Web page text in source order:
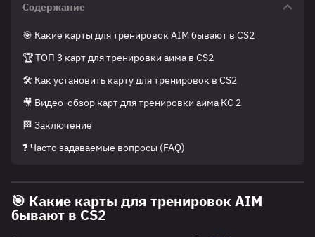
Содержание
🎯 Какие карты для тренировок AIM бывают в CS2
🏆 ТОП 3 карт для тренировки аима в CS2
🛠️ Как установить карту для тренировок в CS2
🎥 Видео-обзор карт для тренировки аима КС 2
🏁 Заключение
❓ Часто задаваемые вопросы (FAQ)
🎯 Какие карты для тренировок AIM
бывают в CS2